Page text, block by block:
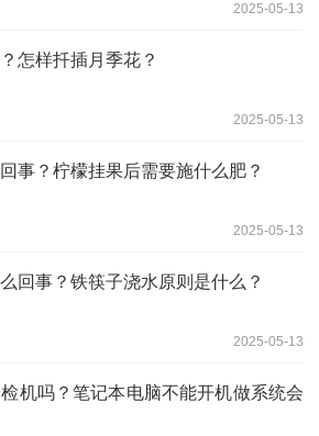
2025-05-13
怎样扦插月季花？
2025-05-13
事？柠檬挂果后需要施什么肥？
2025-05-13
回事？铁筷子浇水原则‌是什么？
2025-05-13
机吗？笔记本电脑不能开机做系统会